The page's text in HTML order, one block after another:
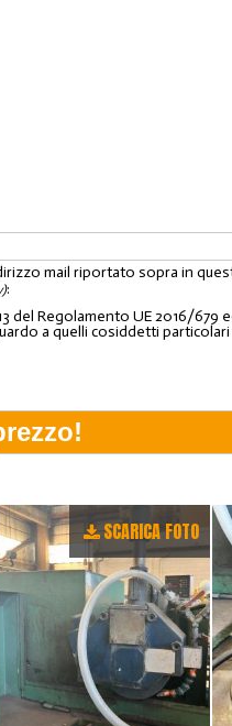
mail riportato sopra in
:
Regolamento UE 2016/679
a quelli cosiddetti
SCARICA FOTO